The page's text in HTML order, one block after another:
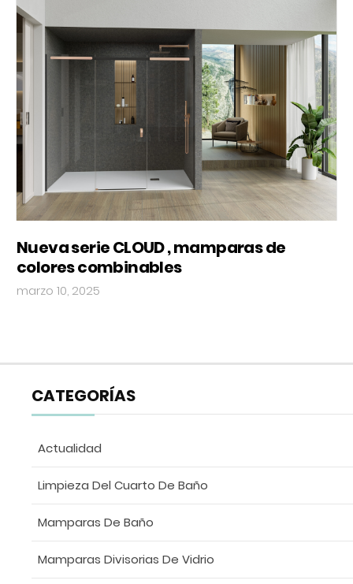
Nueva serie CLOUD , mamparas de
colores combinables
marzo 10, 2025
CATEGORÍAS
Actualidad
Limpieza Del Cuarto De Baño
Mamparas De Baño
Mamparas Divisorias De Vidrio